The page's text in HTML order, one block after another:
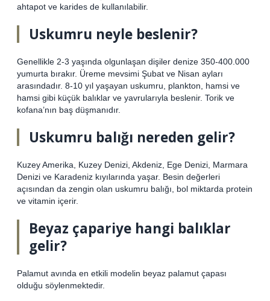
ahtapot ve karides de kullanılabilir.
Uskumru neyle beslenir?
Genellikle 2-3 yaşında olgunlaşan dişiler denize 350-400.000
yumurta bırakır. Üreme mevsimi Şubat ve Nisan ayları
arasındadır. 8-10 yıl yaşayan uskumru, plankton, hamsi ve
hamsi gibi küçük balıklar ve yavrularıyla beslenir. Torik ve
kofana’nın baş düşmanıdır.
Uskumru balığı nereden gelir?
Kuzey Amerika, Kuzey Denizi, Akdeniz, Ege Denizi, Marmara
Denizi ve Karadeniz kıyılarında yaşar. Besin değerleri
açısından da zengin olan uskumru balığı, bol miktarda protein
ve vitamin içerir.
Beyaz çapariye hangi balıklar
gelir?
Palamut avında en etkili modelin beyaz palamut çapası
olduğu söylenmektedir.